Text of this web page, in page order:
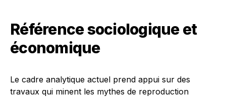
Référence sociologique et
économique
Le cadre analytique actuel prend appui sur des
travaux qui minent les mythes de reproduction